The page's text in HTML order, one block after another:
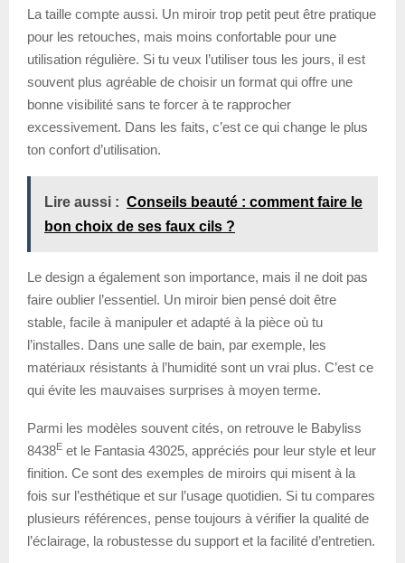
La taille compte aussi. Un miroir trop petit peut être pratique
pour les retouches, mais moins confortable pour une
utilisation régulière. Si tu veux l’utiliser tous les jours, il est
souvent plus agréable de choisir un format qui offre une
bonne visibilité sans te forcer à te rapprocher
excessivement. Dans les faits, c’est ce qui change le plus
ton confort d’utilisation.
Lire aussi : Conseils beauté : comment faire le
bon choix de ses faux cils ?
Le design a également son importance, mais il ne doit pas
faire oublier l’essentiel. Un miroir bien pensé doit être
stable, facile à manipuler et adapté à la pièce où tu
l’installes. Dans une salle de bain, par exemple, les
matériaux résistants à l’humidité sont un vrai plus. C’est ce
qui évite les mauvaises surprises à moyen terme.
Parmi les modèles souvent cités, on retrouve le Babyliss
8438E et le Fantasia 43025, appréciés pour leur style et leur
finition. Ce sont des exemples de miroirs qui misent à la
fois sur l’esthétique et sur l’usage quotidien. Si tu compares
plusieurs références, pense toujours à vérifier la qualité de
l’éclairage, la robustesse du support et la facilité d’entretien.